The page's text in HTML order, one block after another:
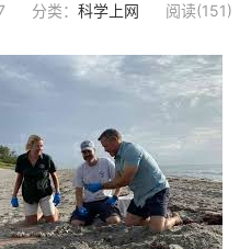
分类： 科学上网 阅读(151)